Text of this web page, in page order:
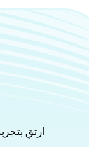
ارتقِ